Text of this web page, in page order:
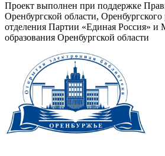
Проект выполнен при поддержке
Оренбургской области, Оренбургского
отделения Партии «Единая Россия» и
образования Оренбургской области